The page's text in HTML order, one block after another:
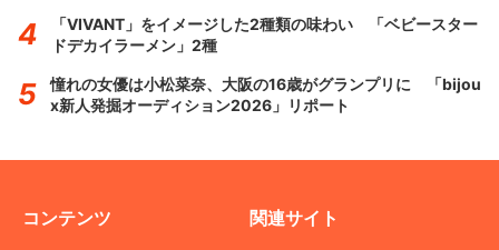
「VIVANT」をイメージした2種類の味わい 「ベビースター
ドデカイラーメン」2種
憧れの女優は小松菜奈、大阪の16歳がグランプリに 「bijou
x新人発掘オーディション2026」リポート
コンテンツ 関連サイト